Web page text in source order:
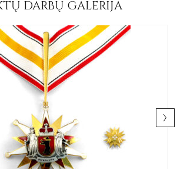
DARBŲ GALERIJA